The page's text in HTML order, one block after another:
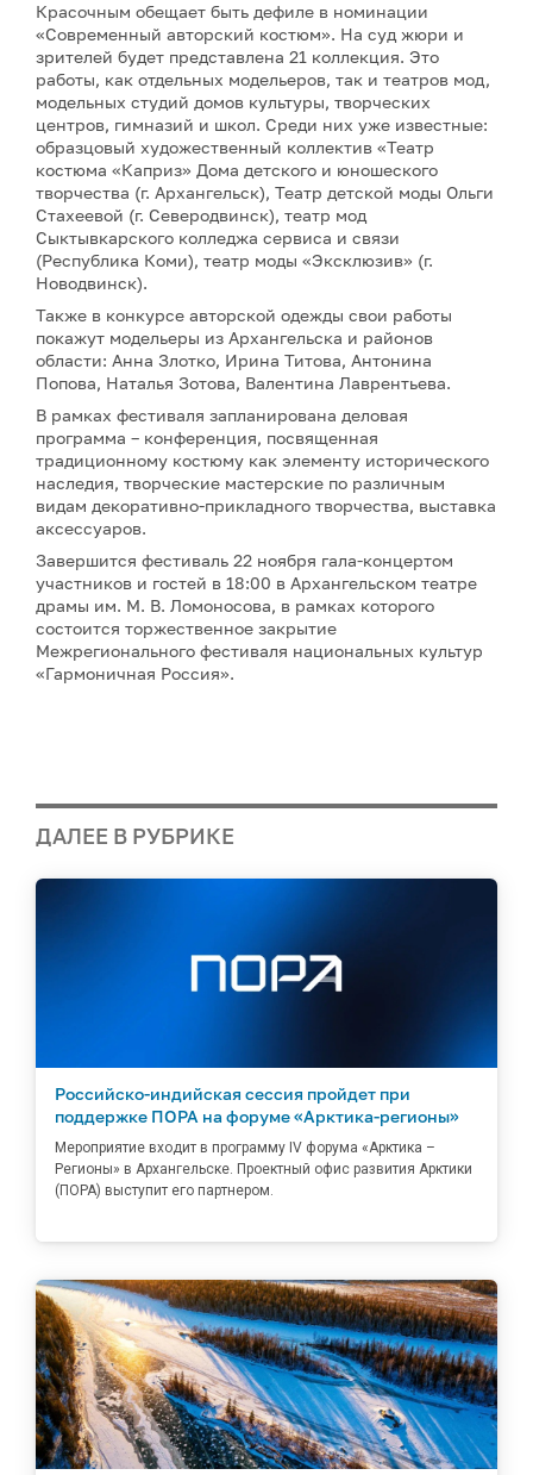
Красочным обещает быть дефиле в номинации
«Современный авторский костюм». На суд жюри и
зрителей будет представлена 21 коллекция. Это
работы, как отдельных модельеров, так и театров мод,
модельных студий домов культуры, творческих
центров, гимназий и школ. Среди них уже известные:
образцовый художественный коллектив «Театр
костюма «Каприз» Дома детского и юношеского
творчества (г. Архангельск), Театр детской моды Ольги
Стахеевой (г. Северодвинск), театр мод
Сыктывкарского колледжа сервиса и связи
(Республика Коми), театр моды «Эксклюзив» (г.
Новодвинск).
Также в конкурсе авторской одежды свои работы
покажут модельеры из Архангельска и районов
области: Анна Злотко, Ирина Титова, Антонина
Попова, Наталья Зотова, Валентина Лаврентьева.
В рамках фестиваля запланирована деловая
программа – конференция, посвященная
традиционному костюму как элементу исторического
наследия, творческие мастерские по различным
видам декоративно-прикладного творчества, выставка
аксессуаров.
Завершится фестиваль 22 ноября гала-концертом
участников и гостей в 18:00 в Архангельском театре
драмы им. М. В. Ломоносова, в рамках которого
состоится торжественное закрытие
Межрегионального фестиваля национальных культур
«Гармоничная Россия».
ДАЛЕЕ В РУБРИКЕ
Российско-индийская сессия пройдет при
поддержке ПОРА на форуме «Арктика-регионы»
Мероприятие входит в программу IV форума «Арктика –
Регионы» в Архангельске. Проектный офис развития Арктики
(ПОРА) выступит его партнером.